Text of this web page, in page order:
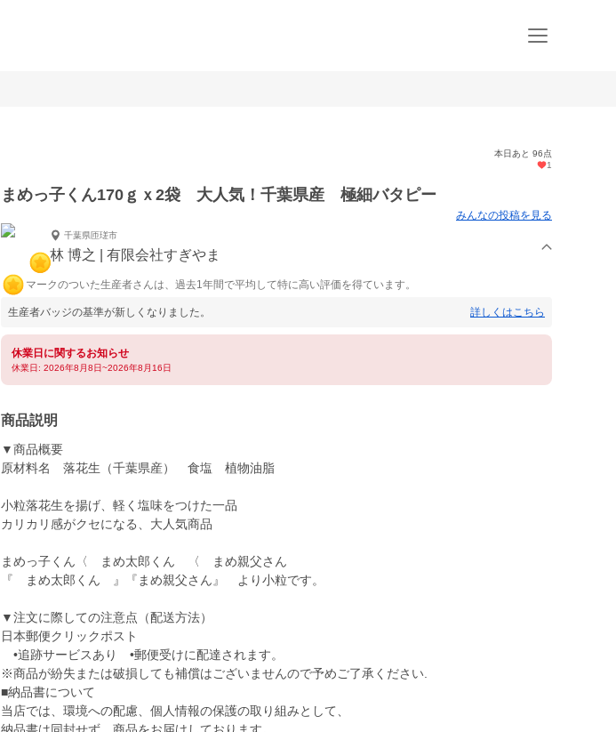
本日あと 96点
1
まめっ子くん170ｇｘ2袋 大人気！千葉県産 極細バタピー
みんなの投稿を見る
千葉県匝瑳市
林 博之 | 有限会社すぎやま
マークのついた生産者さんは、過去1年間で平均して特に高い評価を得ています。
生産者バッジの基準が新しくなりました。 詳しくはこちら
休業日に関するお知らせ
休業日: 2026年8月8日~2026年8月16日
商品説明
▼商品概要
原材料名 落花生（千葉県産） 食塩 植物油脂
小粒落花生を揚げ、軽く塩味をつけた一品
カリカリ感がクセになる、大人気商品
まめっ子くん〈 まめ太郎くん 〈 まめ親父さん
『 まめ太郎くん 』『まめ親父さん』 より小粒です。
▼注文に際しての注意点（配送方法）
日本郵便クリックポスト
•追跡サービスあり •郵便受けに配達されます。
※商品が紛失または破損しても補償はございませんので予めご了承ください.
■納品書について
当店では、環境への配慮、個人情報の保護の取り組みとして、